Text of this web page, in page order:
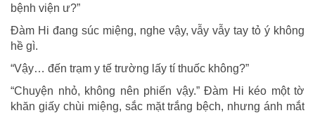
bệnh viện ư?”
Đàm Hi đang súc miệng, nghe vậy, vẫy vẫy tay tỏ ý không
hề gì.
“Vậy… đến trạm y tế trường lấy tí thuốc không?”
“Chuyện nhỏ, không nên phiến vậy.” Đàm Hi kéo một tờ
khăn giấy chùi miệng, sắc mặt trắng bệch, nhưng ánh mắt